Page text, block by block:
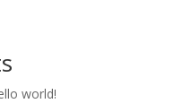
world!